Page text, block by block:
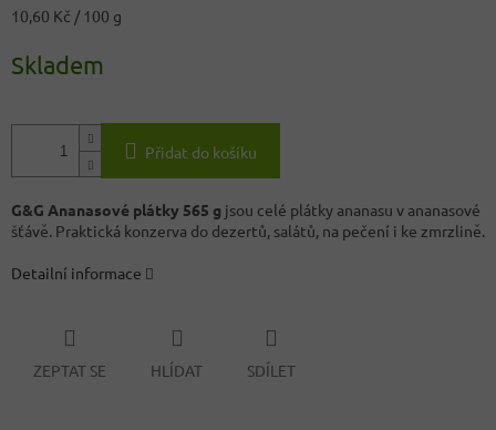
Měrná
10,60 Kč / 100 g
Skladem
Přidat do košíku
G&G Ananasové plátky 565 g jsou celé plátky ananasu v ananasové
šťávě. Praktická konzerva do dezertů, salátů, na pečení i ke zmrzlině.
Detailní informace
ZEPTAT SE HLÍDAT SDÍLET